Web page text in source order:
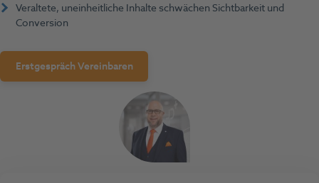
Veraltete, uneinheitliche Inhalte schwächen Sichtbarkeit und
Conversion
Erstgespräch Vereinbaren